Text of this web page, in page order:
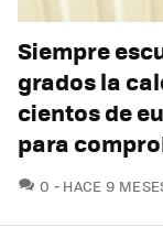
Siempre
grados la
cientos de
para
0 COMENTARIOS
HACE 9